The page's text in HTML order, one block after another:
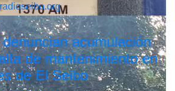
radioseibo.org
acumulación
de mantenimiento en
de El Seibo